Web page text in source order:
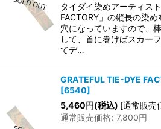
タイダイ染めアーティス
FACTORY」の縦長の染
穴になっていますので、
して、首に巻けばスカー
てデ…
GRATEFUL TIE-DYE
[6540]
5,460円(税込) [通常販売
通常販売価格: 7,800円